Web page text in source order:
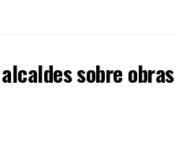
sobre obras